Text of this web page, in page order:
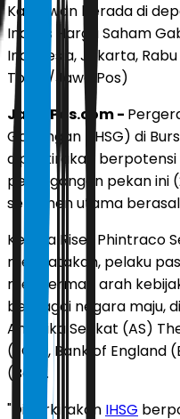
Karyawan berada di
Indeks Harga Saham
Indonesia, Jakarta,
Toyibi/Jawa Pos)
JawaPos.com -
Gabungan (IHSG) di
diperkirakan
perdagangan pekan ini
sentimen utama
Kepala Riset Phintraco
mengatakan, pelaku
mencermati arah
berbagai negara maju,
Amerika Serikat (AS)
(ECB), Bank of England
(BoJ).
"Diperkirakan IHSG